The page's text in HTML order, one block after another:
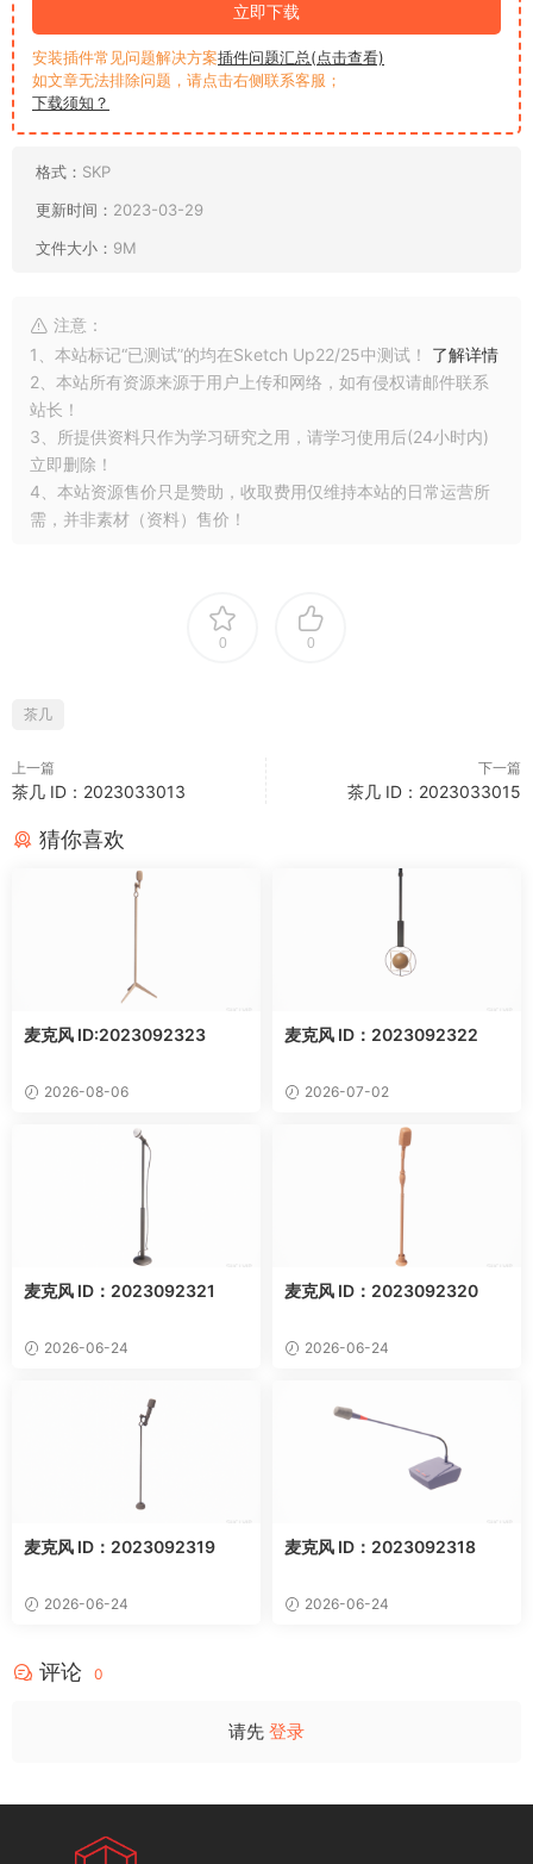
立即下载
安装插件常见问题解决方案插件问题汇总(点击查看)
如文章无法排除问题，请点击右侧联系客服；
下载须知？
格式： SKP
更新时间： 2023-03-29
文件大小： 9M
注意：
1、本站标记“已测试”的均在Sketch Up22/25中测试！ 了解详情
2、本站所有资源来源于用户上传和网络，如有侵权请邮件联系
站长！
3、所提供资料只作为学习研究之用，请学习使用后(24小时内)
立即删除！
4、本站资源售价只是赞助，收取费用仅维持本站的日常运营所
需，并非素材（资料）售价！
0 0
茶几
上一篇
茶几 ID：2023033013
下一篇
茶几 ID：2023033015
猜你喜欢
麦克风 ID:2023092323
2026-08-06
麦克风 ID：2023092322
2026-07-02
麦克风 ID：2023092321
2026-06-24
麦克风 ID：2023092320
2026-06-24
麦克风 ID：2023092319
2026-06-24
麦克风 ID：2023092318
2026-06-24
评论 0
请先 登录